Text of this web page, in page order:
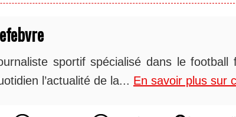
sportif spécialisé dans le football
l’actualité de la... En savoir plus sur